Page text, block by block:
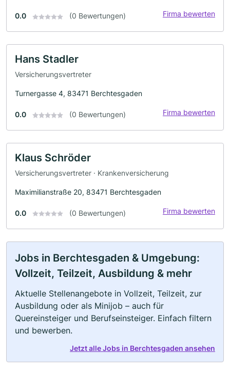
0.0 (0 Bewertungen) Firma bewerten
Hans Stadler
Versicherungsvertreter
Turnergasse 4, 83471 Berchtesgaden
0.0 (0 Bewertungen) Firma bewerten
Klaus Schröder
Versicherungsvertreter · Krankenversicherung
Maximilianstraße 20, 83471 Berchtesgaden
0.0 (0 Bewertungen) Firma bewerten
Jobs in Berchtesgaden & Umgebung:
Vollzeit, Teilzeit, Ausbildung & mehr
Aktuelle Stellenangebote in Vollzeit, Teilzeit, zur
Ausbildung oder als Minijob – auch für
Quereinsteiger und Berufseinsteiger. Einfach filtern
und bewerben.
Jetzt alle Jobs in Berchtesgaden ansehen